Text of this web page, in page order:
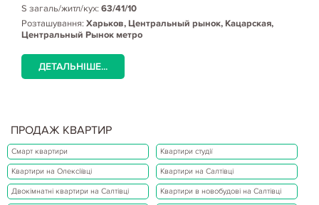
S загаль/житл/кух: 63/41/10
Розташування: Харьков, Центральный рынок, Кацарская,
Центральный Рынок метро
ДЕТАЛЬНІШЕ...
ПРОДАЖ КВАРТИР
Смарт квартири Квартири студії
Квартири на Олексіївці Квартири на Салтівці
Двокімнатні квартири на Салтівці Квартири в новобудові на Салтівці